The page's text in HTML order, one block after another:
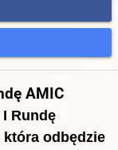
AMIC
Rundę
która odbędzie